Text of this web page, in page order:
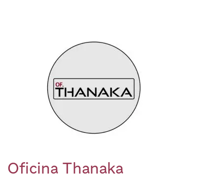
Oficina Thanaka